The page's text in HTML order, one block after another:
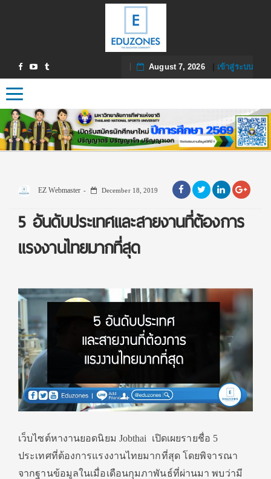
August 7, 2026| เข้าสู่ระบบ
Toggle navigation
EZ Webmaster December 18, 2019
5 อันดับประเทศและสายงานที่ต้องการ
แรงงานไทยมากที่สุด
เว็บไซต์หางานยอดนิยม Jobthai เปิดเผยรายชื่อ 5
ประเทศที่ต้องการแรงงานไทยมากที่สุด โดยพิจารณา
จากฐานข้อมูลในเมื่อเดือนกุมภาพันธ์ที่ผ่านมา พบว่ามี